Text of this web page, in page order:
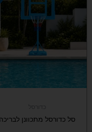
סל כדורסל מתכוונן לבריכה
היה:
₪790.